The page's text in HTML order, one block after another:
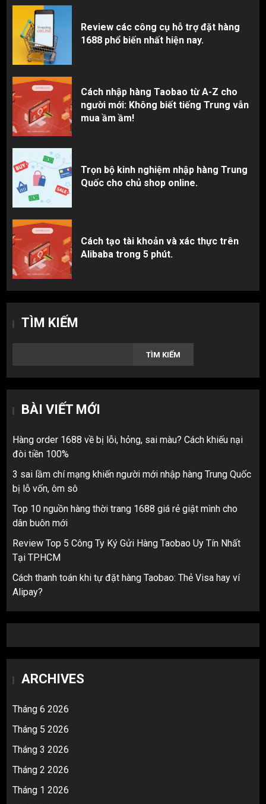
Review các công cụ hỗ trợ đặt hàng
1688 phổ biến nhất hiện nay.
Cách nhập hàng Taobao từ A-Z cho
người mới: Không biết tiếng Trung vẫn
mua ầm ầm!
Trọn bộ kinh nghiệm nhập hàng Trung
Quốc cho chủ shop online.
Cách tạo tài khoản và xác thực trên
Alibaba trong 5 phút.
TÌM KIẾM
TÌM KIẾM
BÀI VIẾT MỚI
Hàng order 1688 về bị lỗi, hỏng, sai màu? Cách khiếu nại
đòi tiền 100%
3 sai lầm chí mạng khiến người mới nhập hàng Trung Quốc
bị lỗ vốn, ôm sô
Top 10 nguồn hàng thời trang 1688 giá rẻ giật mình cho
dân buôn mới
Review Top 5 Công Ty Ký Gửi Hàng Taobao Uy Tín Nhất
Tại TP.HCM
Cách thanh toán khi tự đặt hàng Taobao: Thẻ Visa hay ví
Alipay?
ARCHIVES
Tháng 6 2026
Tháng 5 2026
Tháng 3 2026
Tháng 2 2026
Tháng 1 2026